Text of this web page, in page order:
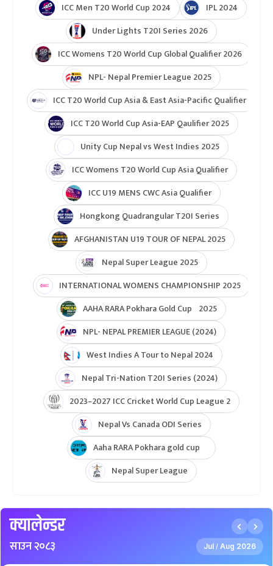
ICC Men T20 World Cup 2024
IPL 2024
Under Lights T20I Series 2026
ICC Womens T20 World Cup Global Qualifier 2026
NPL- Nepal Premier League 2025
ICC T20 World Cup Asia & East Asia-Pacific Qualifier
ICC T20 World Cup Asia-EAP Qaulifier 2025
Unity Cup Nepal vs West Indies 2025
ICC Womens T20 World Cup Asia Qualifier
ICC U19 MENS CWC Asia Qualifier
Hongkong Quadrangular T20I Series
AFGHANISTAN U19 TOUR OF NEPAL 2025
Nepal Super League 2025
INTERNATIONAL WOMENS CHAMPIONSHIP 2025
AAHA RARA Pokhara Gold Cup 2025
NPL- NEPAL PREMIER LEAGUE (2024)
West Indies A Tour to Nepal 2024
Nepal Tri-Nation T20I Series (2024)
2023–2027 ICC Cricket World Cup League 2
Nepal Vs Canada ODI Series
Aaha RARA Pokhara gold cup
Nepal Super League
क्यालेन्डर
साउन २०८३ Jul / Aug 2026